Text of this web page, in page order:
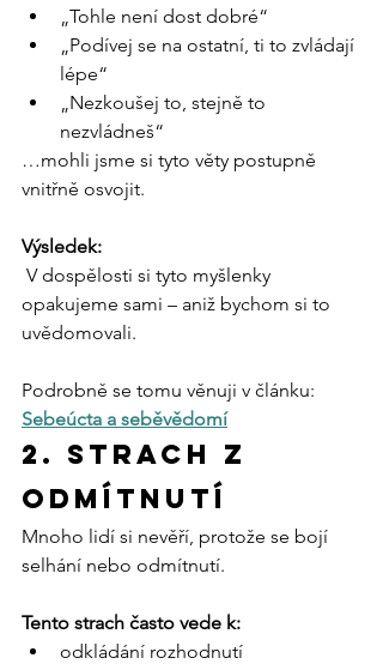
„Tohle není dost dobré“
„Podívej se na ostatní, ti to zvládají
lépe“
„Nezkoušej to, stejně to
nezvládneš“
…mohli jsme si tyto věty postupně
vnitřně osvojit.
Výsledek:
opakujeme sami – aniž bychom si to
uvědomovali.
Podrobně se tomu věnuji v článku:
Sebeúcta a seběvědomí
2. Strach z
odmítnutí
Mnoho lidí si nevěří, protože se bojí
selhání nebo odmítnutí.
Tento strach často vede k:
odkládání rozhodnutí